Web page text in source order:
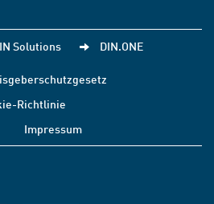
Solutions DIN.ONE
Richtlinie
Impressum